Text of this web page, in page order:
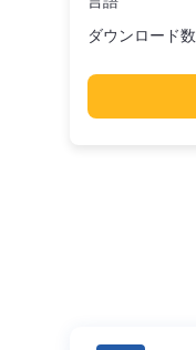
ダウンロード数